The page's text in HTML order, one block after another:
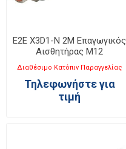
E2E X3D1-N 2M Επαγωγικός
Αισθητήρας M12
Διαθέσιμο Κατόπιν Παραγγελίας
Τηλεφωνήστε για
τιμή